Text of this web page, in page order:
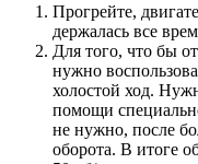
Прогрейте,
держалась все
Для того, что бы
нужно
холостой ход.
помощи
не нужно, после
оборота. В итоге